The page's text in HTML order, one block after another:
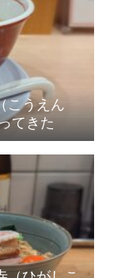
こうえん
てきた